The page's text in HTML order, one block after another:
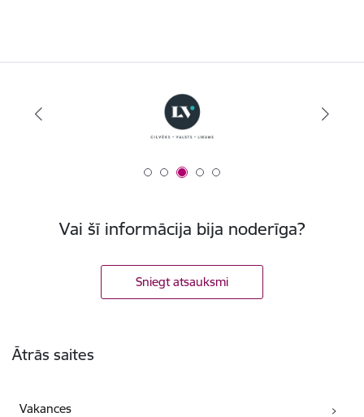
Vai šī informācija bija noderīga?
Sniegt atsauksmi
Ātrās saites
Vakances